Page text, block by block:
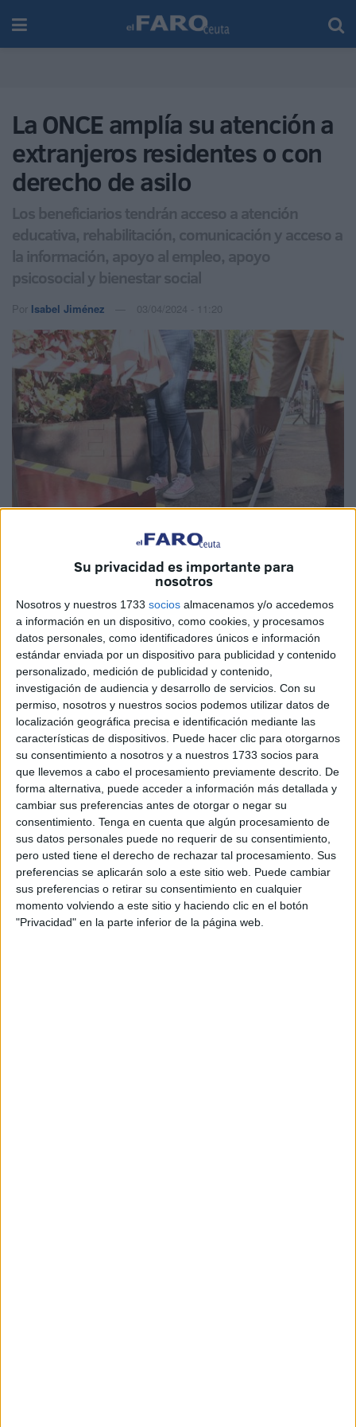
Su privacidad es importante para
nosotros
Nosotros y nuestros 1733 socios almacenamos y/o accedemos
a información en un dispositivo, como cookies, y procesamos
datos personales, como identificadores únicos e información
estándar enviada por un dispositivo para publicidad y contenido
personalizado, medición de publicidad y contenido,
investigación de audiencia y desarrollo de servicios. Con su
permiso, nosotros y nuestros socios podemos utilizar datos de
localización geográfica precisa e identificación mediante las
características de dispositivos. Puede hacer clic para otorgarnos
su consentimiento a nosotros y a nuestros 1733 socios para
que llevemos a cabo el procesamiento previamente descrito. De
forma alternativa, puede acceder a información más detallada y
cambiar sus preferencias antes de otorgar o negar su
consentimiento. Tenga en cuenta que algún procesamiento de
sus datos personales puede no requerir de su consentimiento,
pero usted tiene el derecho de rechazar tal procesamiento. Sus
preferencias se aplicarán solo a este sitio web. Puede cambiar
sus preferencias o retirar su consentimiento en cualquier
momento volviendo a este sitio y haciendo clic en el botón
"Privacidad" en la parte inferior de la página web.
La ONCE amplía su atención a
extranjeros residentes o con
derecho de asilo
Los beneficiarios tendrán acceso a atención
educativa, rehabilitación, comunicación y acceso a
la información, apoyo al empleo, apoyo
psicosocial y bienestar social
Por Isabel Jiménez 03/04/2024 - 11:20
Imagen de archivo
La ONCEha anunciado este miércoles su decisión de
ampliar la cobertura de su catálogo de prestaciones de
servicios sociales a laspersonas ciegas, con deficiencia
visual grave o sordoceguera, “de nacionalidad no
española y con residencia legal en España o a quienes el
Ministerio del Interior haya concedido el derecho de asilo o
la protección subsidiaria”. Información de interés también
para Ceuta.
Esto de acuerdo con lo estipulado en un acuerdo adoptado
por el Consejo Generalde la ONCE que entró en vigor el
pasado 1 de abril que detalla la “diversa tipología de
servicios que podrán recibir”.
El objetivo que se persigue con la ampliación de estos